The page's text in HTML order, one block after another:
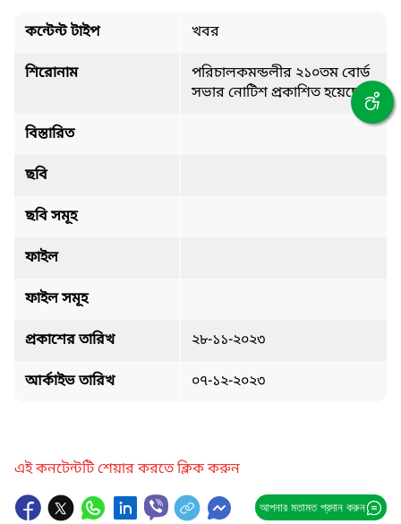
কন্টেন্ট টাইপ খবর
শিরোনাম
পরিচালকমন্ডলীর ২১০তম বোর্ড
সভার নোটিশ প্রকাশিত হয়েছে
বিস্তারিত
ছবি
ছবি সমূহ
ফাইল
ফাইল সমূহ
প্রকাশের তারিখ ২৮-১১-২০২৩
আর্কাইভ তারিখ ০৭-১২-২০২৩
এই কনটেন্টটি শেয়ার করতে ক্লিক করুন
আপনার মতামত প্রদান করুন